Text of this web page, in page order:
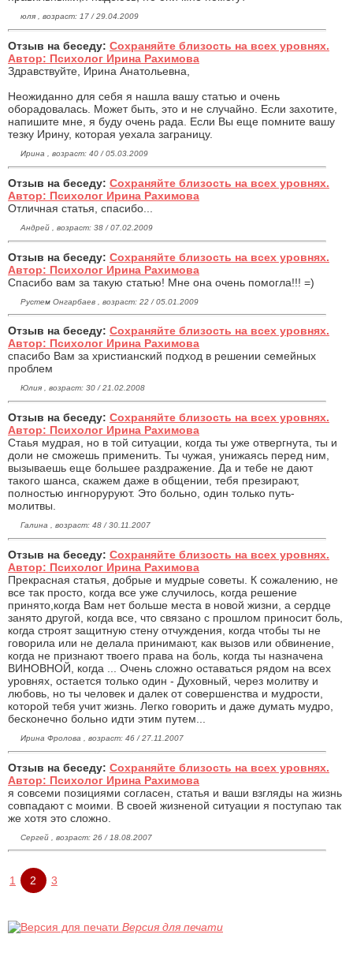
юля , возраст: 17 / 29.04.2009
Отзыв на беседу: Сохраняйте близость на всех уровнях.
Автор: Психолог Ирина Рахимова
Здравствуйте, Ирина Анатольевна,
Неожиданно для себя я нашла вашу статью и очень
оборадовалась. Может быть, это и не случайно. Если захотите,
напишите мне, я буду очень рада. Если Вы еще помните вашу
тезку Ирину, которая уехала заграницу.
Ирина , возраст: 40 / 05.03.2009
Отзыв на беседу: Сохраняйте близость на всех уровнях.
Автор: Психолог Ирина Рахимова
Отличная статья, спасибо...
Андрей , возраст: 38 / 07.02.2009
Отзыв на беседу: Сохраняйте близость на всех уровнях.
Автор: Психолог Ирина Рахимова
Спасибо вам за такую статью! Мне она очень помогла!!! =)
Рустем Онгарбаев , возраст: 22 / 05.01.2009
Отзыв на беседу: Сохраняйте близость на всех уровнях.
Автор: Психолог Ирина Рахимова
спасибо Вам за христианский подход в решении семейных
проблем
Юлия , возраст: 30 / 21.02.2008
Отзыв на беседу: Сохраняйте близость на всех уровнях.
Автор: Психолог Ирина Рахимова
Стаья мудрая, но в той ситуации, когда ты уже отвергнута, ты и
доли не сможешь применить. Ты чужая, унижаясь перед ним,
вызываешь еще большее раздражение. Да и тебе не дают
такого шанса, скажем даже в общении, тебя презирают,
полностью ингноруруют. Это больно, один только путь-
молитвы.
Галина , возраст: 48 / 30.11.2007
Отзыв на беседу: Сохраняйте близость на всех уровнях.
Автор: Психолог Ирина Рахимова
Прекрасная статья, добрые и мудрые советы. К сожалению, не
все так просто, когда все уже случилось, когда решение
принято,когда Вам нет больше места в новой жизни, а сердце
занято другой, когда все, что связано с прошлом приносит боль,
когда строят защитную стену отчуждения, когда чтобы ты не
говорила или не делала принимают, как вызов или обвинение,
когда не признают твоего права на боль, когда ты назначена
ВИНОВНОЙ, когда ... Очень сложно оставаться рядом на всех
уровнях, остается только один - Духовный, через молитву и
любовь, но ты человек и далек от совершенства и мудрости,
которой тебя учит жизнь. Легко говорить и даже думать мудро,
бесконечно больно идти этим путем...
Ирина Фролова , возраст: 46 / 27.11.2007
Отзыв на беседу: Сохраняйте близость на всех уровнях.
Автор: Психолог Ирина Рахимова
я совсеми позициями согласен, статья и ваши взгляды на жизнь
совпадают с моими. В своей жизненой ситуации я поступаю так
же хотя это сложно.
Сергей , возраст: 26 / 18.08.2007
1 2 3
Версия для печати